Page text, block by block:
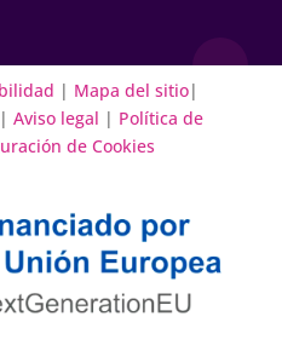
| Mapa del sitio|
| Aviso legal | Política de
de Cookies